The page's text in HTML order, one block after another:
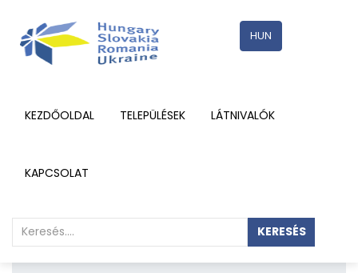
HUN
KEZDŐOLDAL TELEPÜLÉSEK LÁTNIVALÓK
KAPCSOLAT
KERESÉS